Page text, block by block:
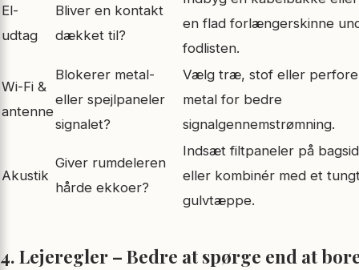
El-
udtag
Bliver en kontakt
dækket til?
en flad forlænger­skinne
fodlisten.
Wi-Fi &
antenne
Blokerer metal-
eller spejlpaneler
signalet?
Vælg træ, stof eller
metal for bedre
signalgennemstrømning.
Akustik
Giver rumdeleren
hårde ekkoer?
Indsæt filtpaneler på
eller kombinér med et
gulvtæppe.
4. Lejeregler – Bedre at spørge end at